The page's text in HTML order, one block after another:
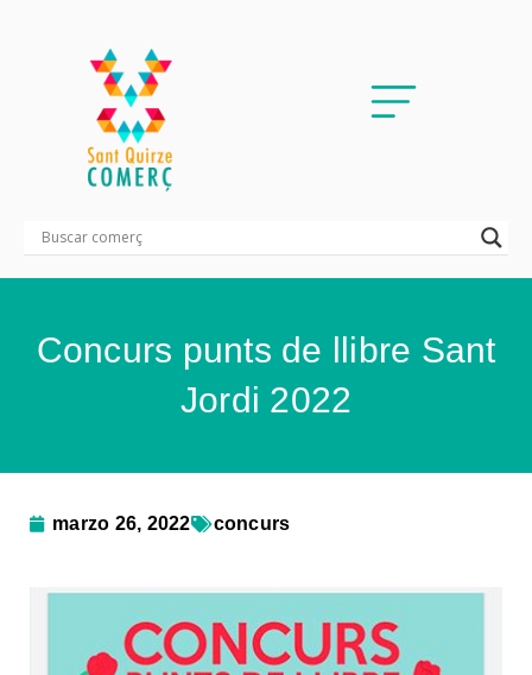
Concurs punts de llibre Sant
Jordi 2022
marzo 26, 2022 concurs